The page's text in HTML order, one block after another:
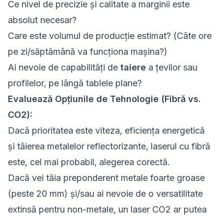
Ce nivel de precizie și calitate a marginii este
absolut necesar?
Care este volumul de producție estimat? (Câte ore
pe zi/săptămână va funcționa mașina?)
Ai nevoie de capabilități de taiere a țevilor sau
profilelor, pe lângă tablele plane?
Evaluează Opțiunile de Tehnologie (Fibră vs.
CO2):
Dacă prioritatea este viteza, eficiența energetică
și tăierea metalelor reflectorizante, laserul cu fibră
este, cel mai probabil, alegerea corectă.
Dacă vei tăia preponderent metale foarte groase
(peste 20 mm) și/sau ai nevoie de o versatilitate
extinsă pentru non-metale, un laser CO2 ar putea